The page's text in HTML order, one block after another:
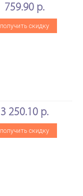
759.90 р.
получить скидку
3 250.10 р.
получить скидку